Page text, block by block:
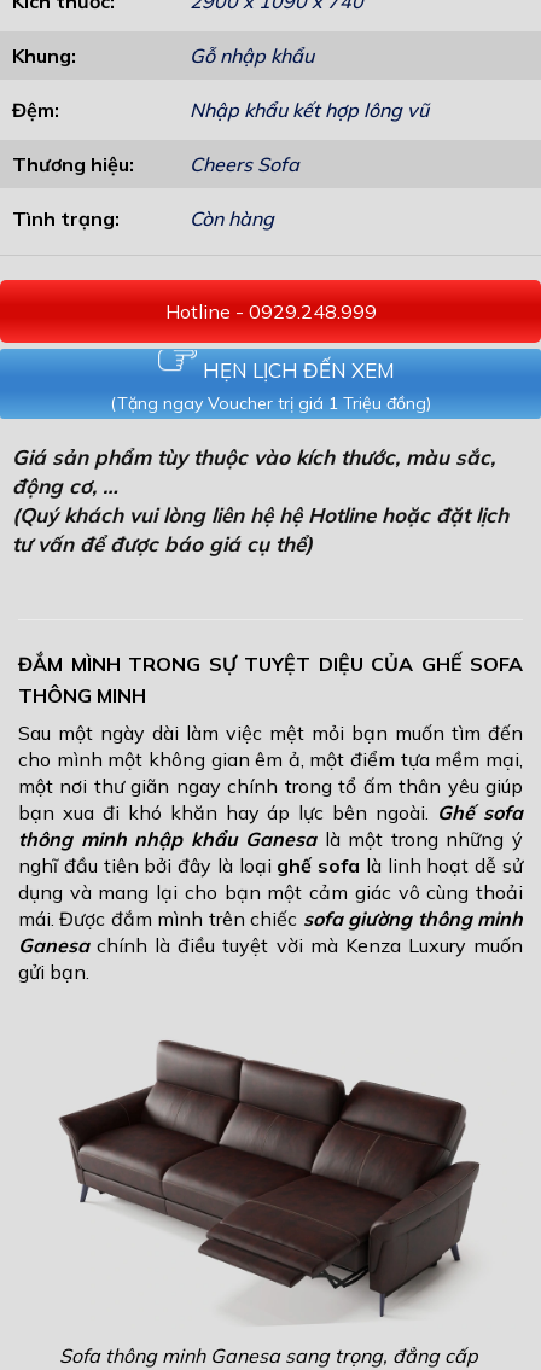
Khung: Gỗ nhập khẩu
Đệm: Nhập khẩu kết hợp lông vũ
Thương hiệu: Cheers Sofa
Tình trạng: Còn hàng
Hotline - 0929.248.999
HẸN LỊCH ĐẾN XEM
(Tặng ngay Voucher trị giá 1 Triệu đồng)
Giá sản phẩm tùy thuộc vào kích thước, màu sắc,
động cơ, …
(Quý khách vui lòng liên hệ hệ Hotline hoặc đặt lịch
tư vấn để được báo giá cụ thể)
ĐẮM MÌNH TRONG SỰ TUYỆT DIỆU CỦA GHẾ SOFA
THÔNG MINH
Sau một ngày dài làm việc mệt mỏi bạn muốn tìm đến
cho mình một không gian êm ả, một điểm tựa mềm mại,
một nơi thư giãn ngay chính trong tổ ấm thân yêu giúp
bạn xua đi khó khăn hay áp lực bên ngoài. Ghế sofa
thông minhnhập khẩu Ganesalà một trong những ý
nghĩ đầu tiên bởi đây là loại ghế sofa là linh hoạt dễ sử
dụng và mang lại cho bạn một cảm giác vô cùng thoải
mái. Được đắm mình trên chiếc sofa giường thông minh
Ganesachính là điều tuyệt vời mà Kenza Luxury muốn
gửi bạn.
Sofa thông minh Ganesa sang trọng, đẳng cấp